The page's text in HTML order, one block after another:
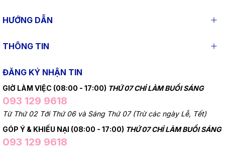
HƯỚNG DẪN
THÔNG TIN
ĐĂNG KÝ NHẬN TIN
GIỜ LÀM VIỆC (08:00 - 17:00) THỨ 07 CHỈ LÀM BUỔI SÁNG
093 129 9618
Từ Thứ 02 Tới Thứ 06 và Sáng Thứ 07 (Trừ các ngày Lễ, Tết)
GÓP Ý & KHIẾU NẠI (08:00 - 17:00) THỨ 07 CHỈ LÀM BUỔI SÁNG
093 129 9618